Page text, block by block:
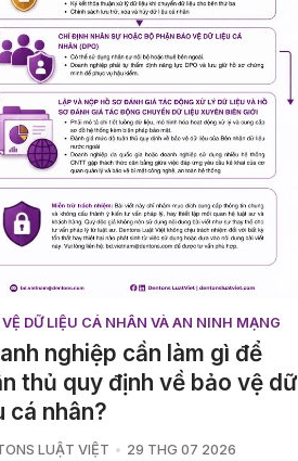
VỆ DỮ LIỆU CÁ NHÂN VÀ AN NINH MẠNG
nghiệp cần làm gì để
thủ quy định về bảo vệ dữ
cá nhân?
LUẬT VIỆT 29 THG 07 2026